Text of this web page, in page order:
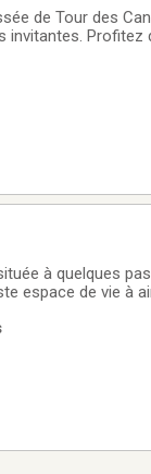
de Tour des
invitantes. Profitez
à quelques
espace de vie à